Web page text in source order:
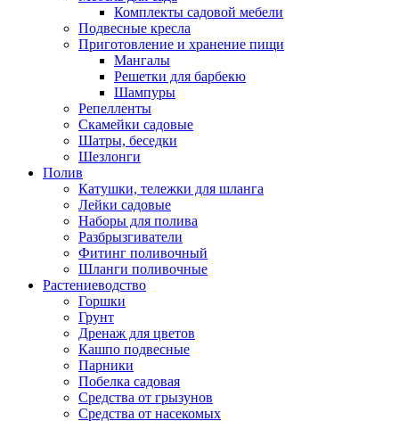
Комплекты садовой мебели
Подвесные кресла
Приготовление и хранение пищи
Мангалы
Решетки для барбекю
Шампуры
Репелленты
Скамейки садовые
Шатры, беседки
Шезлонги
Полив
Катушки, тележки для шланга
Лейки садовые
Наборы для полива
Разбрызгиватели
Фитинг поливочный
Шланги поливочные
Растениеводство
Горшки
Грунт
Дренаж для цветов
Кашпо подвесные
Парники
Побелка садовая
Средства от грызунов
Средства от насекомых